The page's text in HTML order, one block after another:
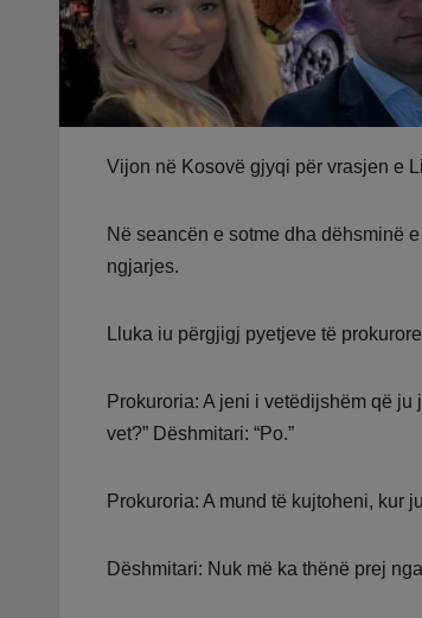
Vijon në Kosovë gjyqi për vrasjen e
Në seancën e sotme dha dëhsminë
ngjarjes.
Lluka iu përgjigj pyetjeve të
Prokuroria: A jeni i vetëdijshëm që
vet?” Dëshmitari: “Po.”
Prokuroria: A mund të kujtoheni, kur
Dëshmitari: Nuk më ka thënë prej